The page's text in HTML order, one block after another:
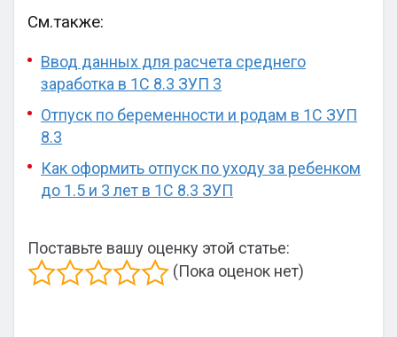
См.также:
Ввод данных для расчета среднего
заработка в 1С 8.3 ЗУП 3
Отпуск по беременности и родам в 1С ЗУП
8.3
Как оформить отпуск по уходу за ребенком
до 1.5 и 3 лет в 1С 8.3 ЗУП
Поставьте вашу оценку этой статье:
(Пока оценок нет)